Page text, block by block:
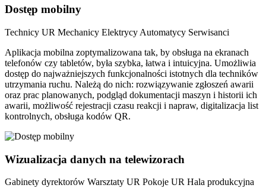
Dostęp mobilny
Technicy UR Mechanicy Elektrycy Automatycy Serwisanci
Aplikacja mobilna zoptymalizowana tak, by obsługa na ekranach
telefonów czy tabletów, była szybka, łatwa i intuicyjna. Umożliwia
dostęp do najważniejszych funkcjonalności istotnych dla techników
utrzymania ruchu. Należą do nich: rozwiązywanie zgłoszeń awarii
oraz prac planowanych, podgląd dokumentacji maszyn i historii ich
awarii, możliwość rejestracji czasu reakcji i napraw, digitalizacja list
kontrolnych, obsługa kodów QR.
Wizualizacja danych na telewizorach
Gabinety dyrektorów Warsztaty UR Pokoje UR Hala produkcyjna